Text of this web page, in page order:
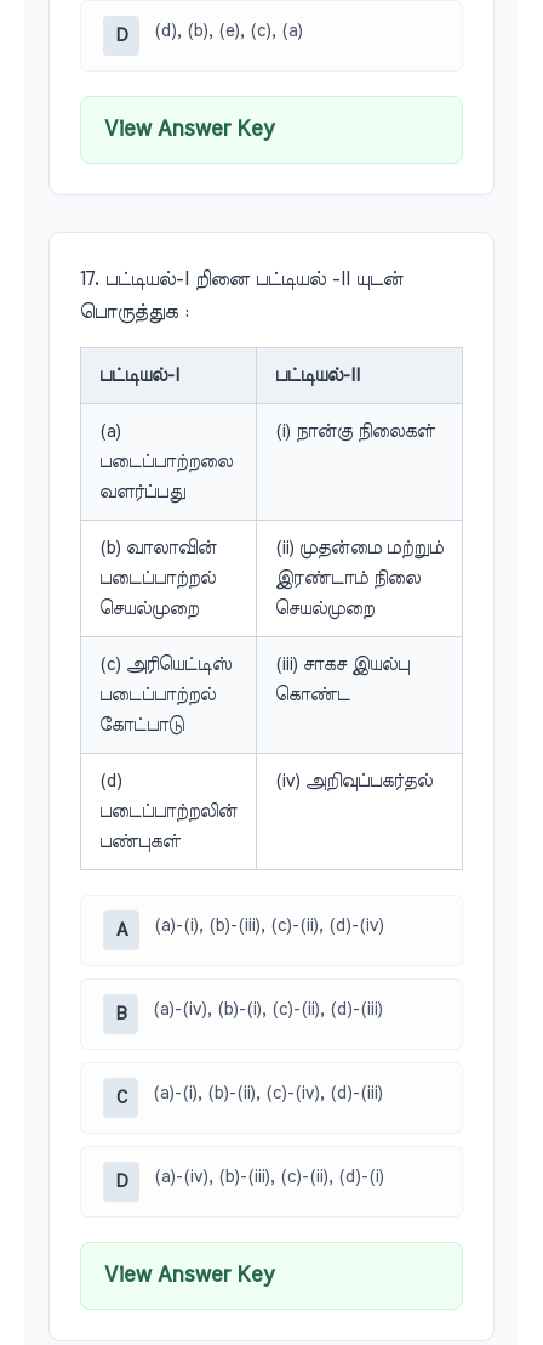
D (d), (b), (e), (c), (a)
View Answer Key
17. பட்டியல்-I றினை பட்டியல் -II யுடன்
பொருத்துக :
பட்டியல்-I பட்டியல்-II
(a)
படைப்பாற்றலை
வளர்ப்பது
(i) நான்கு நிலைகள்
(b) வாலாவின்
படைப்பாற்றல்
செயல்முறை
(ii) முதன்மை மற்றும்
இரண்டாம் நிலை
செயல்முறை
(c) அரியெட்டிஸ்
படைப்பாற்றல்
கோட்பாடு
(iii) சாகச இயல்பு
கொண்ட
(d)
படைப்பாற்றலின்
பண்புகள்
(iv) அறிவுப்பகர்தல்
A (a)-(i), (b)-(iii), (c)-(ii), (d)-(iv)
B (a)-(iv), (b)-(i), (c)-(ii), (d)-(iii)
C (a)-(i), (b)-(ii), (c)-(iv), (d)-(iii)
D (a)-(iv), (b)-(iii), (c)-(ii), (d)-(i)
View Answer Key